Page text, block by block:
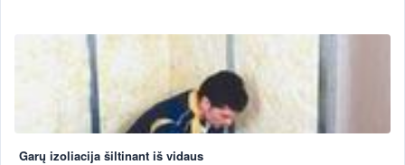
Garų izoliacija šiltinant iš vidaus